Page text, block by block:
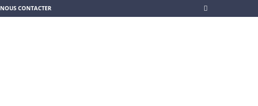
NOUS CONTACTER